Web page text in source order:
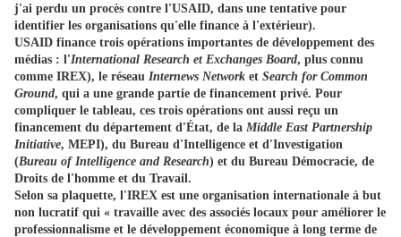
j'ai perdu un procès contre l'USAID, dans une tentative pour
identifier les organisations qu'elle finance à l'extérieur).
USAID finance trois opérations importantes de développement des
médias : l'International Research et Exchanges Board, plus connu
comme IREX), le réseau Internews Network et Search for Common
Ground, qui a une grande partie de financement privé. Pour
compliquer le tableau, ces trois opérations ont aussi reçu un
financement du département d'État, de la Middle East Partnership
Initiative, MEPI), du Bureau d'Intelligence et d'Investigation
(Bureau of Intelligence and Research) et du Bureau Démocracie, de
Droits de l'homme et du Travail.
Selon sa plaquette, l'IREX est une organisation internationale à but
non lucratif qui « travaille avec des associés locaux pour améliorer le
professionnalisme et le développement économique à long terme de